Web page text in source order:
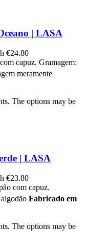
| LASA
€24.80
capuz. Gramagem:
meramente
The options may be
| LASA
€23.80
com capuz.
Fabricado em
The options may be